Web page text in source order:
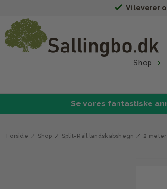
Vi leverer
Shop
Se vores fantastiske
Forside / Shop / Split-Rail landskabshegn / 2